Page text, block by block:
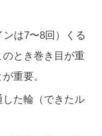
は7〜8回）くる
のとき巻き目が重
重要。
た輪（できたル